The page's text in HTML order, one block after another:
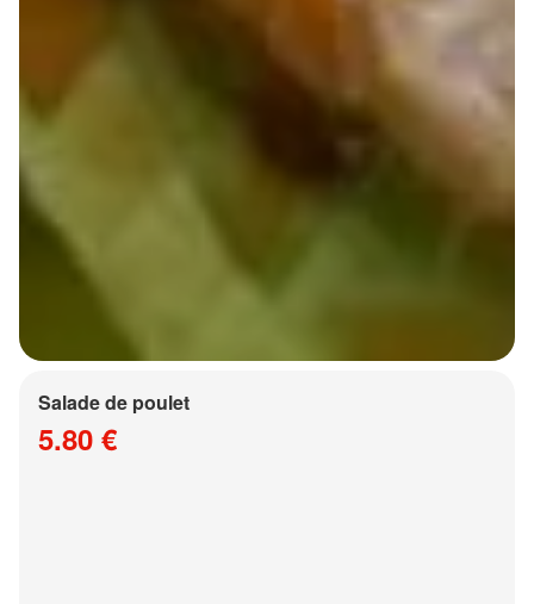
Salade de poulet
5.80 €